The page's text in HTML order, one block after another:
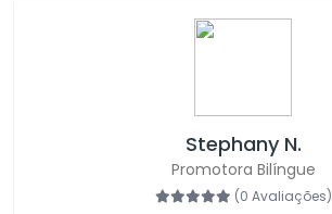
Stephany N.
Promotora Bilíngue
(0 Avaliações)